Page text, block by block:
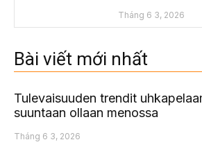
Tháng 6 3, 2026
Bài viết mới nhất
Tulevaisuuden trendit
suuntaan ollaan menossa
Tháng 6 3, 2026